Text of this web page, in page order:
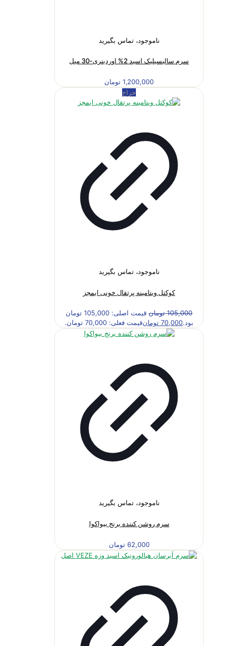
ناموجود، تماس بگیرید
سرم سالیسیلیک اسید 2% اوردینری-30 میل
1,200,000 تومان
حراج
ناموجود، تماس بگیرید
کوکتل ویتامینه پرتقال خونی ایمجز
105,000 تومان
قیمت اصلی: 105,000 تومان
بود.70,000 تومانقیمت فعلی: 70,000 تومان.
ناموجود، تماس بگیرید
سرم روشن کننده برنج بیواکوا
62,000 تومان